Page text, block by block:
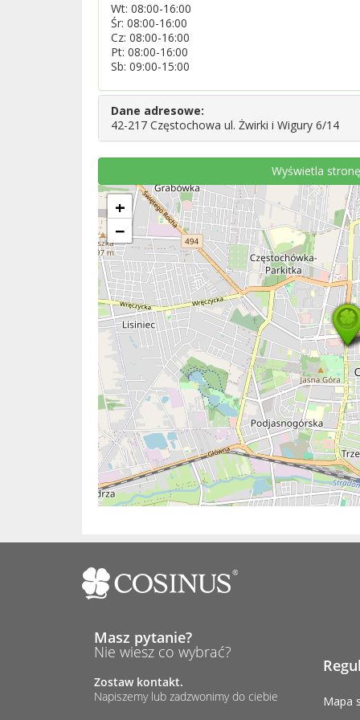
Wt: 08:00-16:00
Śr: 08:00-16:00
Cz: 08:00-16:00
Pt: 08:00-16:00
Sb: 09:00-15:00
Dane adresowe:
42-217 Częstochowa ul. Żwirki i Wigury 6/14
Wyświetla
+
−
Masz pytanie?
Nie wiesz co wybrać?
Zostaw kontakt.
Napiszemy lub zadzwonimy do ciebie
Mapa